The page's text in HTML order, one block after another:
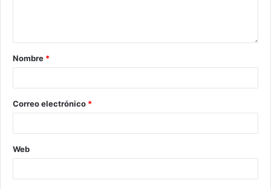
Nombre *
Correo electrónico *
Web